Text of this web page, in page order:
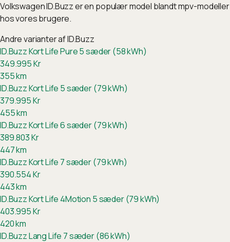
Volkswagen ID.Buzz er en populær model blandt mpv-modeller
hos vores brugere.
Andre varianter afID.Buzz
ID.Buzz Kort Life Pure 5 sæder (58 kWh)
349.995Kr
355km
ID.Buzz Kort Life 5 sæder (79 kWh)
379.995Kr
455km
ID.Buzz Kort Life 6 sæder (79 kWh)
389.803Kr
447km
ID.Buzz Kort Life 7 sæder (79 kWh)
390.554Kr
443km
ID.Buzz Kort Life 4Motion 5 sæder (79 kWh)
403.995Kr
420km
ID.Buzz Lang Life 7 sæder (86 kWh)